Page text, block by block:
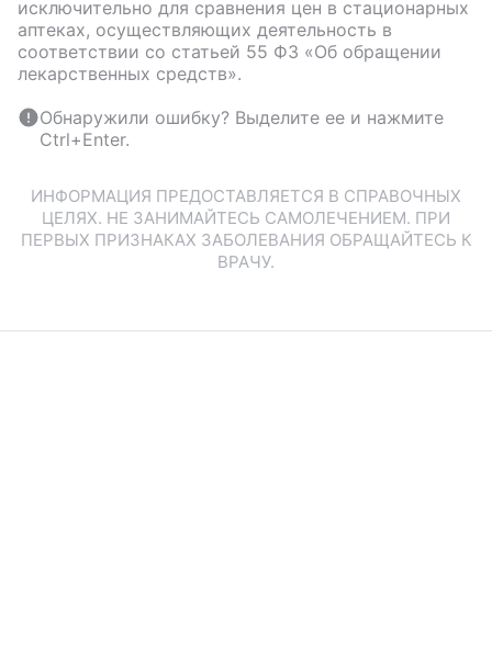
исключительно для сравнения цен в стационарных
аптеках, осуществляющих деятельность в
соответствии со статьей 55 ФЗ «Об обращении
лекарственных средств».
Обнаружили ошибку? Выделите ее и нажмите
Ctrl+Enter.
ИНФОРМАЦИЯ ПРЕДОСТАВЛЯЕТСЯ В СПРАВОЧНЫХ
ЦЕЛЯХ. НЕ ЗАНИМАЙТЕСЬ САМОЛЕЧЕНИЕМ. ПРИ
ПЕРВЫХ ПРИЗНАКАХ ЗАБОЛЕВАНИЯ ОБРАЩАЙТЕСЬ К
ВРАЧУ.